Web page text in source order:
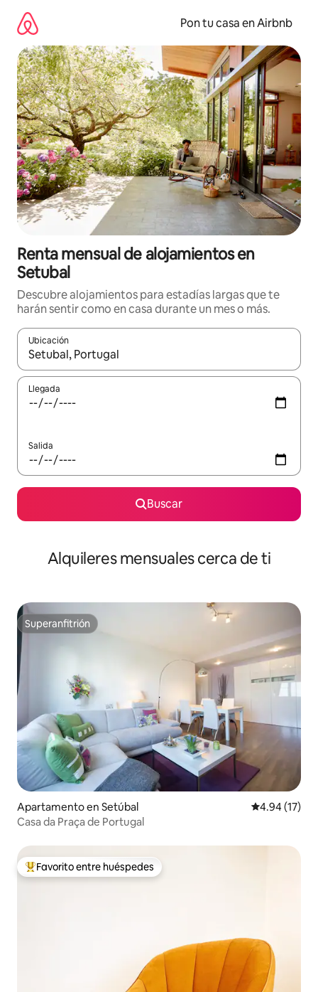
contenido
Pon tu casa en Airbnb
Renta mensual de alojamientos en
Setubal
Descubre alojamientos para estadías largas que te
harán sentir como en casa durante un mes o más.
Ubicación
Cuando los resultados estén disponibles, navega con las
Llegada
Salida
Buscar
Alquileres mensuales cerca de ti
Superanfitrión
Superanfitrión
Apartamento en Setúbal Calificación
4.94 (17)
Casa da Praça de Portugal
Favorito entre huéspedes preferido
Favorito entre huéspedes